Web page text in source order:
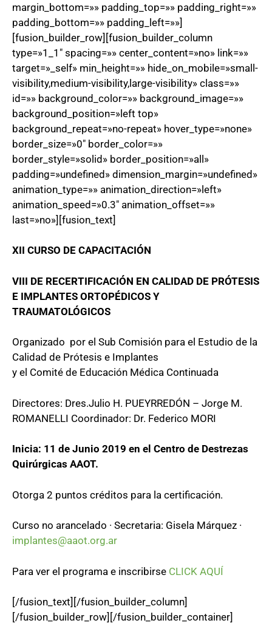
margin_bottom=»» padding_top=»» padding_right=»»
padding_bottom=»» padding_left=»»]
[fusion_builder_row][fusion_builder_column
type=»1_1″ spacing=»» center_content=»no» link=»»
target=»_self» min_height=»» hide_on_mobile=»small-
visibility,medium-visibility,large-visibility» class=»»
id=»» background_color=»» background_image=»»
background_position=»left top»
background_repeat=»no-repeat» hover_type=»none»
border_size=»0″ border_color=»»
border_style=»solid» border_position=»all»
padding=»undefined» dimension_margin=»undefined»
animation_type=»» animation_direction=»left»
animation_speed=»0.3″ animation_offset=»»
last=»no»][fusion_text]
XII CURSO DE CAPACITACIÓN
VIII DE RECERTIFICACIÓN EN CALIDAD DE PRÓTESIS
E IMPLANTES ORTOPÉDICOS Y
TRAUMATOLÓGICOS
Organizado por el Sub Comisión para el Estudio de la
Calidad de Prótesis e Implantes
y el Comité de Educación Médica Continuada
Directores: Dres.Julio H. PUEYRREDÓN – Jorge M.
ROMANELLI Coordinador: Dr. Federico MORI
Inicia: 11 de Junio 2019 en el Centro de Destrezas
Quirúrgicas AAOT.
Otorga 2 puntos créditos para la certificación.
Curso no arancelado · Secretaria: Gisela Márquez ·
implantes@aaot.org.ar
Para ver el programa e inscribirse CLICK AQUÍ
[/fusion_text][/fusion_builder_column]
[/fusion_builder_row][/fusion_builder_container]